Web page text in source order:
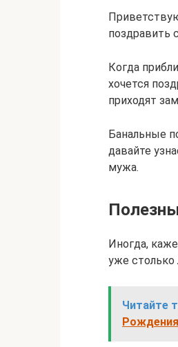
поздравить
Когда
хочется
приходят
Банальные
давайте
мужа.
Иногда,
уже столько
Читайте
Рождения